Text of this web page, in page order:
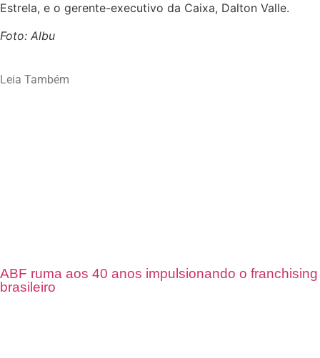
Estrela, e o gerente-executivo da Caixa, Dalton Valle.
Foto: Albu
Leia Também
ABF ruma aos 40 anos impulsionando o franchising
brasileiro